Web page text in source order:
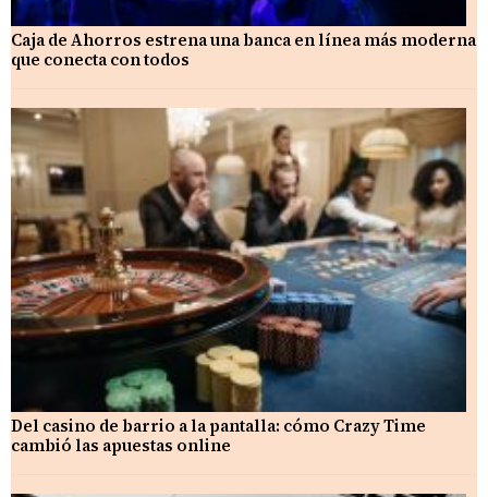
Caja de Ahorros estrena una banca en línea más moderna
que conecta con todos
Del casino de barrio a la pantalla: cómo Crazy Time
cambió las apuestas online